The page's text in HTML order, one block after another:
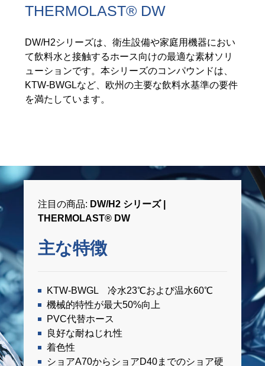
THERMOLAST® DW
DW/H2シリーズは、衛生設備や家庭用機器におい
て飲料水と接触するホース向けの最適な素材ソリ
ューションです。本シリーズのコンパウンドは、
KTW-BWGLなど、欧州の主要な飲料水基準の要件
を満たしています。
注目の商品: DW/H2 シリーズ |
THERMOLAST® DW
主な特徴
KTW-BWGL 冷水23℃および温水60℃
機械的特性が最大50%向上
PVC代替ホース
良好な耐ねじれ性
着色性
ショアA70からショアD40までのショア硬